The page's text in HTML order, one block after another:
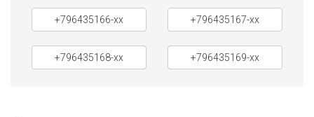
+796435166-xx +796435167-xx
+796435168-xx +796435169-xx